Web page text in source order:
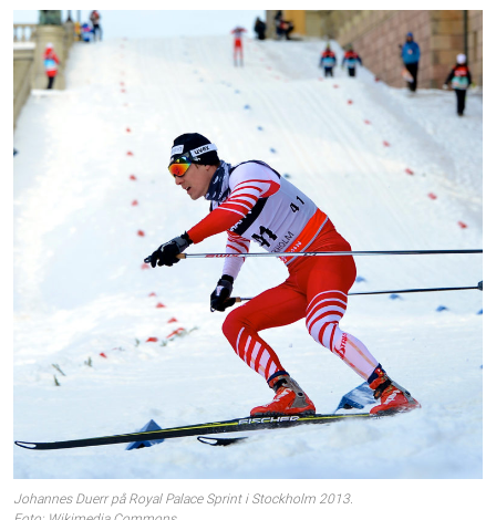
Johannes Duerr på Royal Palace Sprint i Stockholm 2013.